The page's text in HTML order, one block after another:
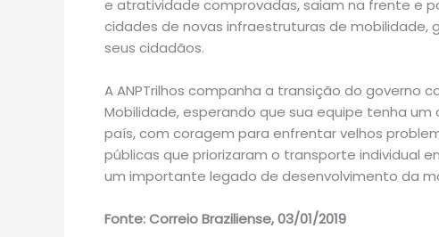
e atratividade comprovadas, saiam na frente e
cidades de novas infraestruturas de mobilidade,
seus cidadãos.
A ANPTrilhos companha a transição do governo
Mobilidade, esperando que sua equipe tenha
país, com coragem para enfrentar velhos
públicas que priorizaram o transporte individual
um importante legado de desenvolvimento da
Fonte: Correio Braziliense, 03/01/2019